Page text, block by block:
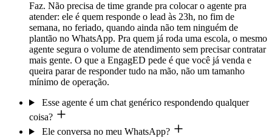
Faz. Não precisa de time grande pra colocar o agente pra
atender: ele é quem responde o lead às 23h, no fim de
semana, no feriado, quando ainda não tem ninguém de
plantão no WhatsApp. Pra quem já roda uma escola, o mesmo
agente segura o volume de atendimento sem precisar contratar
mais gente. O que a EngagED pede é que você já venda e
queira parar de responder tudo na mão, não um tamanho
mínimo de operação.
Esse agente é um chat genérico respondendo qualquer
coisa?
Ele conversa no meu WhatsApp?